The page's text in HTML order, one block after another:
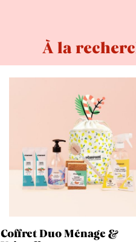
À la
Coffret Duo Ménage &